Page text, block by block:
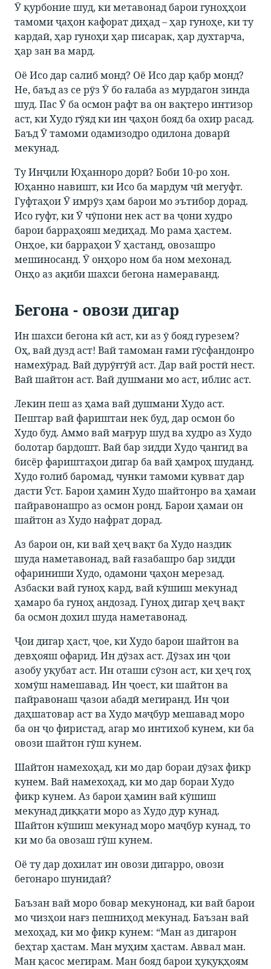
Ӯ қурбоние шуд, ки метавонад барои гуноҳҳои
тамоми ҷаҳон кафорат диҳад – ҳар гуноҳе, ки ту
кардаӣ, ҳар гуноҳи ҳар писарак, ҳар духтарча,
ҳар зан ва мард.
Оё Исо дар салиб монд? Оё Исо дар қабр монд?
Не, баъд аз се рӯз Ӯ бо ғалаба аз мурдагон зинда
шуд. Пас Ӯ ба осмон рафт ва он вақтеро интизор
аст, ки Худо гӯяд ки ин ҷаҳон бояд ба охир расад.
Баъд Ӯ тамоми одамизодро одилона доварӣ
мекунад.
Ту Инҷили Юҳанноро дорӣ? Боби 10-ро хон.
Юҳанно навишт, ки Исо ба мардум чӣ мегуфт.
Гуфтаҳои Ӯ имрӯз ҳам барои мо эътибор дорад.
Исо гуфт, ки Ӯ чӯпони нек аст ва ҷони худро
барои барраҳояш медиҳад. Мо рама ҳастем.
Онҳое, ки барраҳои Ӯ ҳастанд, овозашро
мешиносанд. Ӯ онҳоро ном ба ном мехонад.
Онҳо аз ақиби шахси бегона намераванд.
Бегона - овози дигар
Ин шахси бегона кӣ аст, ки аз ӯ бояд гурезем?
Оҳ, вай дузд аст! Вай тамоман ғами гӯсфандонро
намехӯрад. Вай дурӯғгӯй аст. Дар вай ростӣ нест.
Вай шайтон аст. Вай душмани мо аст, иблис аст.
Лекин пеш аз ҳама вай душмани Худо аст.
Пештар вай фариштаи нек буд, дар осмон бо
Худо буд. Аммо вай мағрур шуд ва худро аз Худо
болотар бардошт. Вай бар зидди Худо ҷангид ва
бисёр фариштаҳои дигар ба вай ҳамроҳ шуданд.
Худо ғолиб баромад, чунки тамоми қувват дар
дасти Ӯст. Барои ҳамин Худо шайтонро ва ҳамаи
пайравонашро аз осмон ронд. Барои ҳамаи он
шайтон аз Худо нафрат дорад.
Аз барои он, ки вай ҳеҷ вақт ба Худо наздик
шуда наметавонад, вай ғазабашро бар зидди
офариниши Худо, одамони ҷаҳон мерезад.
Азбаски вай гуноҳ кард, вай кӯшиш мекунад
ҳамаро ба гуноҳ андозад. Гуноҳ дигар ҳеҷ вақт
ба осмон дохил шуда наметавонад.
Ҷои дигар ҳаст, ҷое, ки Худо барои шайтон ва
девҳояш офарид. Ин дӯзах аст. Дӯзах ин ҷои
азобу уқубат аст. Ин оташи сӯзон аст, ки ҳеҷ гоҳ
хомӯш намешавад. Ин ҷоест, ки шайтон ва
пайравонаш ҷазои абадӣ мегиранд. Ин ҷои
даҳшатовар аст ва Худо маҷбур мешавад моро
ба он ҷо фиристад, агар мо интихоб кунем, ки ба
овози шайтон гӯш кунем.
Шайтон намехоҳад, ки мо дар бораи дӯзах фикр
кунем. Вай намехоҳад, ки мо дар бораи Худо
фикр кунем. Аз барои ҳамин вай кӯшиш
мекунад диққати моро аз Худо дур кунад.
Шайтон кӯшиш мекунад моро маҷбур кунад, то
ки мо ба овозаш гӯш кунем.
Оё ту дар дохилат ин овози дигарро, овози
бегонаро шунидаӣ?
Баъзан вай моро бовар мекунонад, ки вай барои
мо чизҳои нағз пешниҳод мекунад. Баъзан вай
мехоҳад, ки мо фикр кунем: “Ман аз дигарон
беҳтар ҳастам. Ман муҳим ҳастам. Аввал ман.
Ман қасос мегирам. Ман бояд барои ҳуқуқҳоям